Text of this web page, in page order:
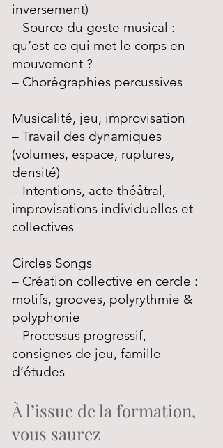
inversement)
– Source du geste musical :
qu’est-ce qui met le corps en
mouvement ?
– Chorégraphies percussives
Musicalité, jeu, improvisation
– Travail des dynamiques
(volumes, espace, ruptures,
densité)
– Intentions, acte théâtral,
improvisations individuelles et
collectives
Circles Songs
– Création collective en cercle :
motifs, grooves, polyrythmie &
polyphonie
– Processus progressif,
consignes de jeu, famille
d’études
À l’issue de la formation,
vous saurez